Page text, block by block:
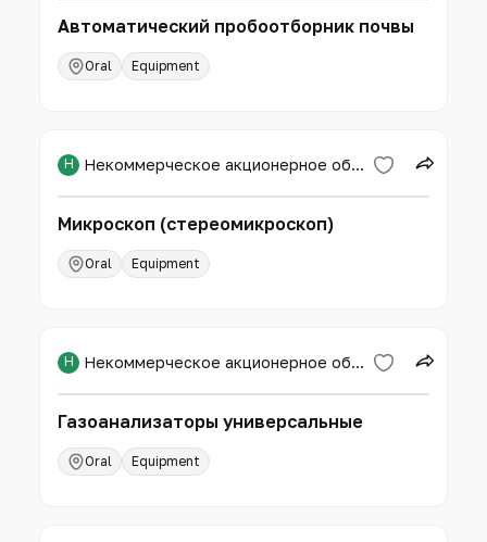
Автоматический пробоотборник почвы
Oral Equipment
Н Некоммерческое акционерное общество «Западно-Казахстанский аграрно-технический университет имени Жангир хана»
Микроскоп (стереомикроскоп)
Oral Equipment
Н Некоммерческое акционерное общество «Западно-Казахстанский аграрно-технический университет имени Жангир хана»
Газоанализаторы универсальные
Oral Equipment